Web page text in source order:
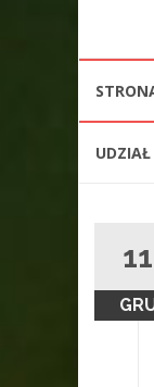
treści
UDZIAŁ
11